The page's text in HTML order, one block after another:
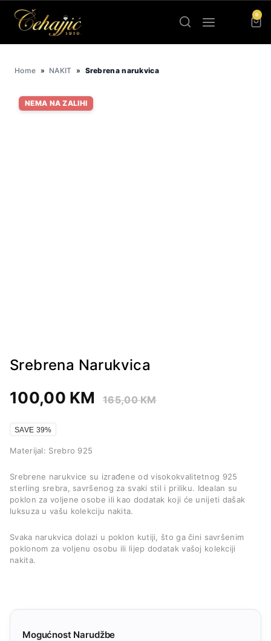
0
Home » NAKIT » Srebrena narukvica
NEMA NA ZALIHI
Srebrena Narukvica
100,00 KM 165,00KM
SAVE 39%
Materijal: Srebro 925
Srebrene narukvice su izrađene od visokokvalitetnog 925
sterling srebra, savršenog za svaki stil i priliku. Idealan su
poklon za voljene osobe ili kao dodatak koji će unijeti dašak
luksuza u vašu kolekciju nakita.
Svaka narukvica dolazi u poklon kutiji, što ga čini savršenim
poklonom za voljenu osobu ili lijep dodatak vašoj kolekciji
nakita.
Mogućnost Narudžbe